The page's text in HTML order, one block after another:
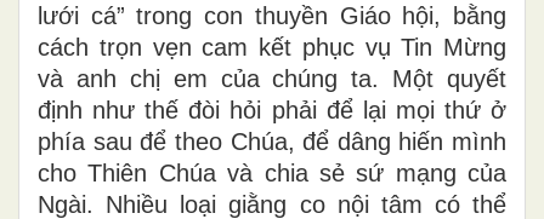
lưới cá” trong con thuyền Giáo hội, bằng
cách trọn vẹn cam kết phục vụ Tin Mừng
và anh chị em của chúng ta. Một quyết
định như thế đòi hỏi phải để lại mọi thứ ở
phía sau để theo Chúa, để dâng hiến mình
cho Thiên Chúa và chia sẻ sứ mạng của
Ngài. Nhiều loại giằng co nội tâm có thể